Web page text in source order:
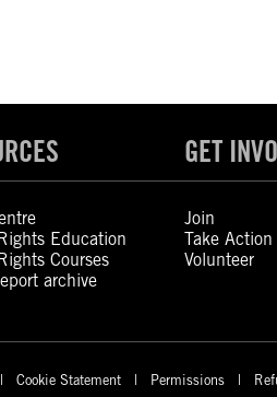
Education
Courses
archive
GET
Join
Take Action
Volunteer
Cookie Statement Permissions